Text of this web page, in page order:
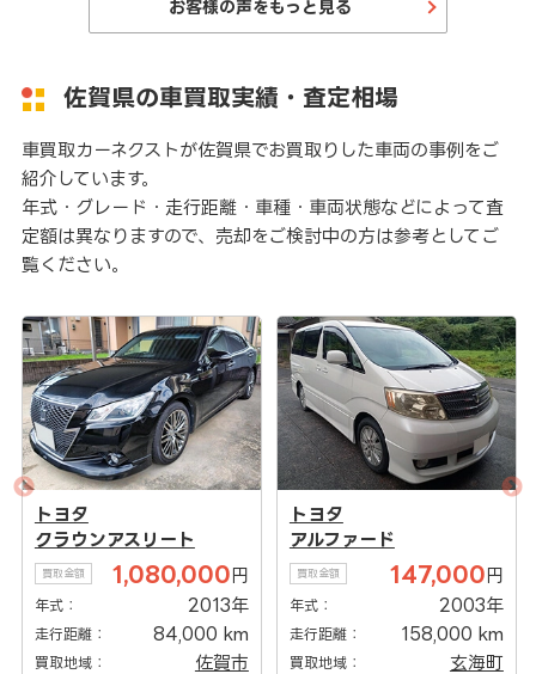
お客様の声をもっと見る
佐賀県の車買取実績・査定相場
車買取カーネクストが佐賀県でお買取りした車両の事例をご
紹介しています。
年式・グレード・走行距離・車種・車両状態などによって査
定額は異なりますので、売却をご検討中の方は参考としてご
覧ください。
トヨタ
クラウンアスリート
買取金額 1,080,000 円
年式： 2013年
走行距離： 84,000 km
買取地域： 佐賀市
トヨタ
アルファード
買取金額 147,000 円
年式： 2003年
走行距離： 158,000 km
買取地域： 玄海町